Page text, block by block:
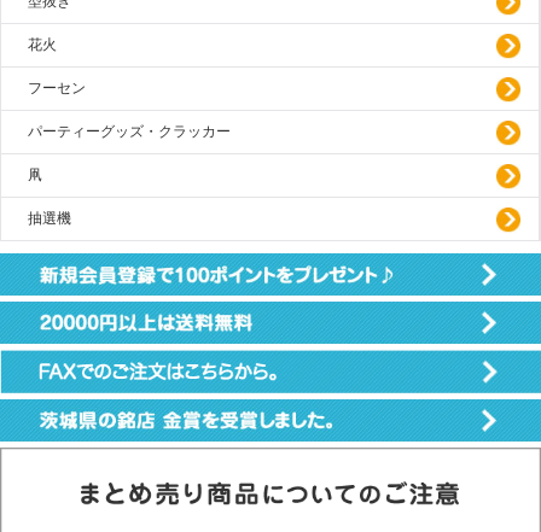
花火
フーセン
パーティーグッズ・クラッカー
凧
抽選機